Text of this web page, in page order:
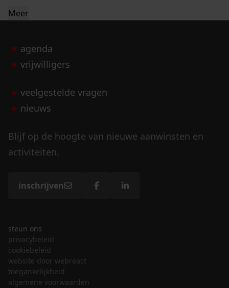
Meer
agenda
vrijwilligers
veelgestelde vragen
nieuws
Blijf op de hoogte van nieuwe aanwinsten en
activiteiten.
inschrijven
steun ons
privacybeleid
cookiebeleid
website door webreact
toegankelijkheid
algemene voorwaarden